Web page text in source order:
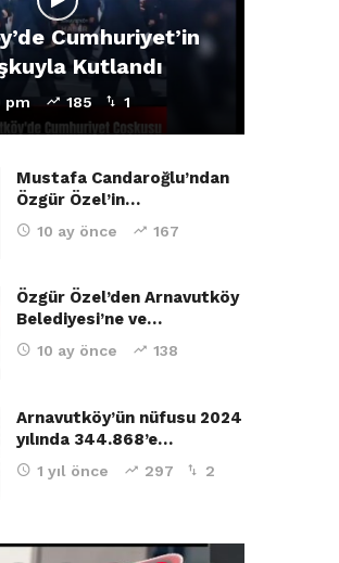
Cumhuriyet’in
Kutlandı
pm 185 1
Mustafa Candaroğlu’ndan
Özgür Özel’in…
10 ay önce 167
Özgür Özel’den Arnavutköy
Belediyesi’ne ve…
10 ay önce 138
Arnavutköy’ün nüfusu 2024
yılında 344.868’e…
1 yıl önce 297 2